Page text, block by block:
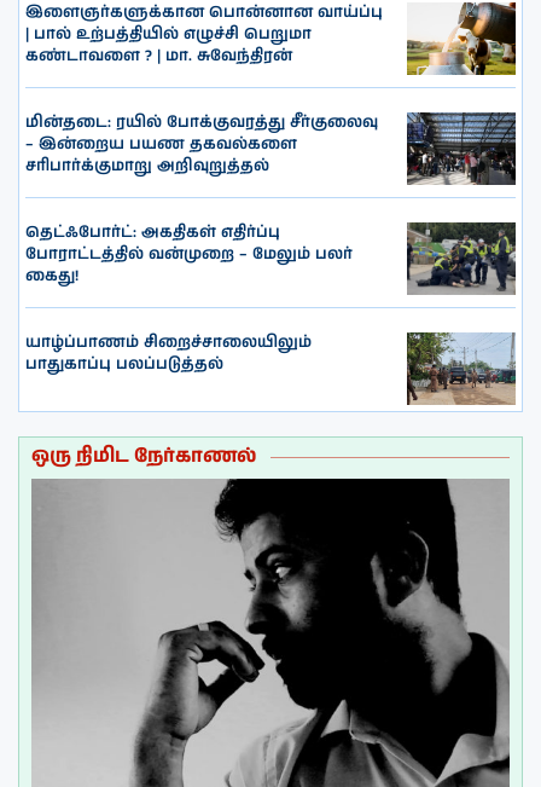
இளைஞர்களுக்கான பொன்னான வாய்ப்பு
| பால் உற்பத்தியில் எழுச்சி பெறுமா
கண்டாவளை ? | மா. சுவேந்திரன்
மின்தடை: ரயில் போக்குவரத்து சீர்குலைவு
– இன்றைய பயண தகவல்களை
சரிபார்க்குமாறு அறிவுறுத்தல்
தெட்ஃபோர்ட்: அகதிகள் எதிர்ப்பு
போராட்டத்தில் வன்முறை – மேலும் பலர்
கைது!
யாழ்ப்பாணம் சிறைச்சாலையிலும்
பாதுகாப்பு பலப்படுத்தல்
ஒரு நிமிட நேர்காணல்